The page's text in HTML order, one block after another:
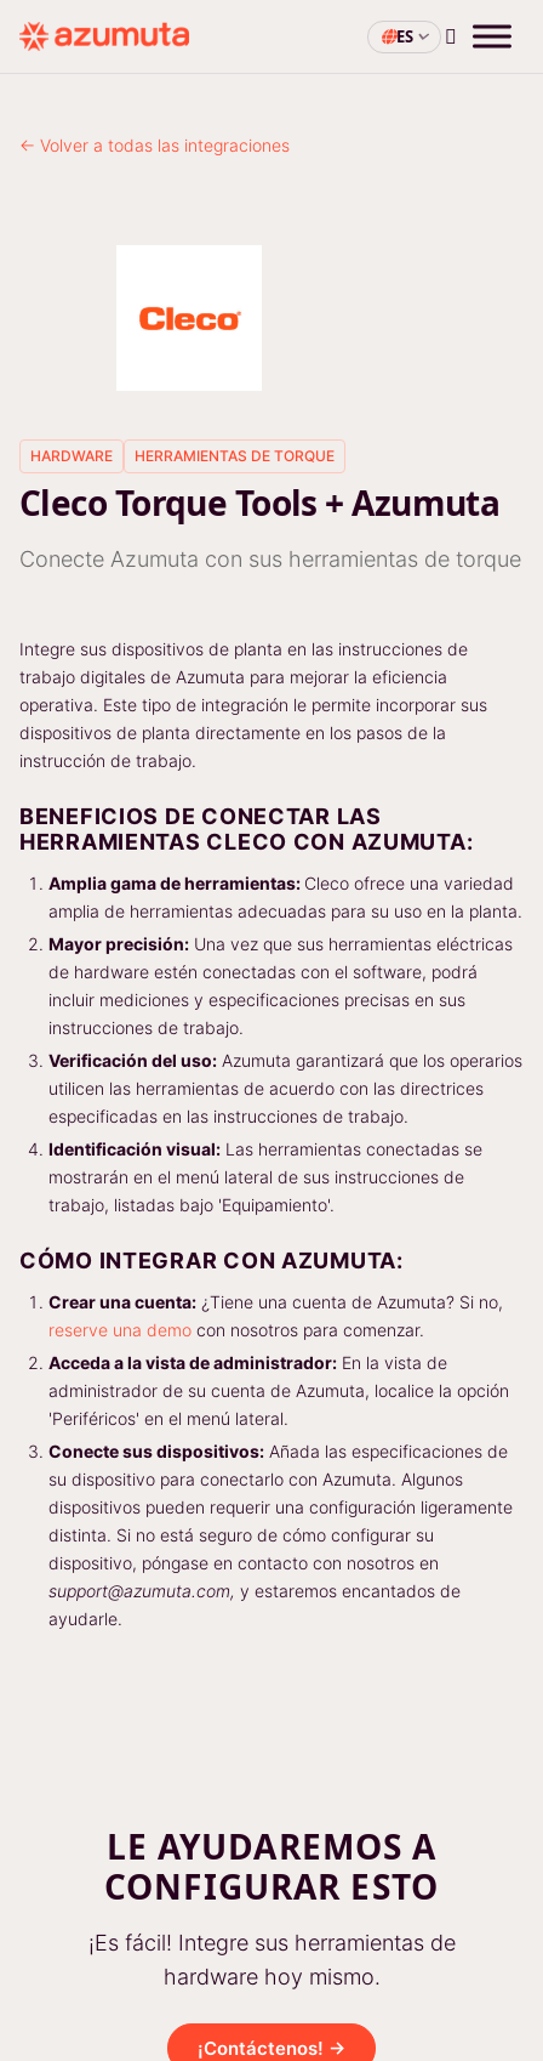
ES
← Volver a todas las integraciones
HARDWARE HERRAMIENTAS DE TORQUE
Cleco Torque Tools + Azumuta
Conecte Azumuta con sus herramientas de torque
Integre sus dispositivos de planta en las instrucciones de
trabajo digitales de Azumuta para mejorar la eficiencia
operativa. Este tipo de integración le permite incorporar sus
dispositivos de planta directamente en los pasos de la
instrucción de trabajo.
BENEFICIOS DE CONECTAR LAS
HERRAMIENTAS CLECO CON AZUMUTA:
Amplia gama de herramientas: Cleco ofrece una variedad
amplia de herramientas adecuadas para su uso en la planta.
Mayor precisión: Una vez que sus herramientas eléctricas
de hardware estén conectadas con el software, podrá
incluir mediciones y especificaciones precisas en sus
instrucciones de trabajo.
Verificación del uso: Azumuta garantizará que los operarios
utilicen las herramientas de acuerdo con las directrices
especificadas en las instrucciones de trabajo.
Identificación visual: Las herramientas conectadas se
mostrarán en el menú lateral de sus instrucciones de
trabajo, listadas bajo 'Equipamiento'.
CÓMO INTEGRAR CON AZUMUTA:
Crear una cuenta: ¿Tiene una cuenta de Azumuta? Si no,
reserve una demo con nosotros para comenzar.
Acceda a la vista de administrador: En la vista de
administrador de su cuenta de Azumuta, localice la opción
'Periféricos' en el menú lateral.
Conecte sus dispositivos: Añada las especificaciones de
su dispositivo para conectarlo con Azumuta. Algunos
dispositivos pueden requerir una configuración ligeramente
distinta. Si no está seguro de cómo configurar su
dispositivo, póngase en contacto con nosotros en
support@azumuta.com, y estaremos encantados de
ayudarle.
LE AYUDAREMOS A
CONFIGURAR ESTO
¡Es fácil! Integre sus herramientas de
hardware hoy mismo.
¡Contáctenos! →